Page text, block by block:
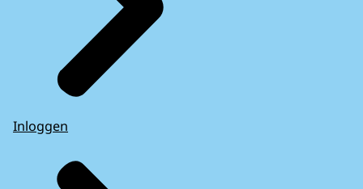
Inloggen